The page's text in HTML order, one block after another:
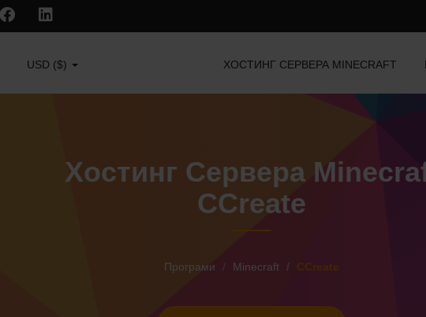
USD ($) ХОСТИНГ СЕРВЕРА MINECRAFT
Хостинг Сервера
CCreate
Програми Minecraft CCreate